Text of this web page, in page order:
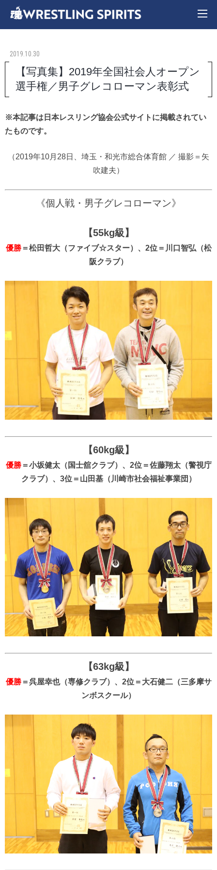
2019.10.30
【写真集】2019年全国社会人オープン
選手権／男子グレコローマン表彰式
※本記事は日本レスリング協会公式サイトに掲載されてい
たものです。
（2019年10月28日、埼玉・和光市総合体育館 ／ 撮影＝矢
吹建夫）
《個人戦・男子グレコローマン》
【55kg級】
優勝＝松田哲大（ファイブ☆スター）、2位＝川口智弘（松
阪クラブ）
【60kg級】
優勝＝小坂健太（国士舘クラブ）、2位＝佐藤翔太（警視庁
クラブ）、3位＝山田基（川崎市社会福祉事業団）
【63kg級】
優勝＝呉屋幸也（専修クラブ）、2位＝大石健二（三多摩サ
ンボスクール）